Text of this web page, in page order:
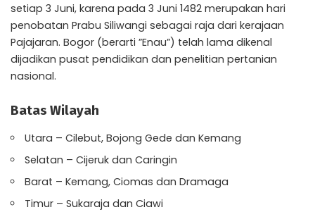
setiap 3 Juni, karena pada 3 Juni 1482 merupakan hari
penobatan Prabu Siliwangi sebagai raja dari kerajaan
Pajajaran. Bogor (berarti ”Enau”) telah lama dikenal
dijadikan pusat pendidikan dan penelitian pertanian
nasional.
Batas Wilayah
Utara – Cilebut, Bojong Gede dan Kemang
Selatan – Cijeruk dan Caringin
Barat – Kemang, Ciomas dan Dramaga
Timur – Sukaraja dan Ciawi